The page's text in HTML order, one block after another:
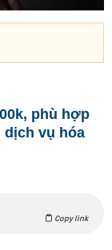
phù hợp
vụ hóa
Copy link